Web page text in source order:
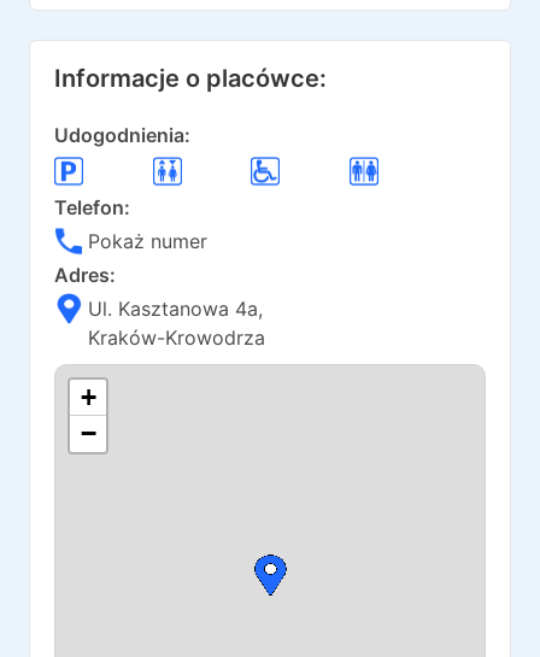
Informacje o placówce:
Udogodnienia:
Telefon:
Pokaż numer
Adres:
Ul. Kasztanowa 4a,
Kraków-Krowodrza
+
−